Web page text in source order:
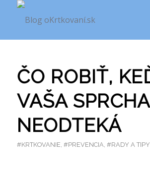
ČO ROBIŤ,
VAŠA SPRCHA
NEODTEKÁ
#KRTKOVANIE, #PREVENCIA, #RADY A TIPY